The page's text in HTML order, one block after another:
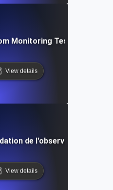
Monitoring Testing for API
View details
de l'observabilité des
View details